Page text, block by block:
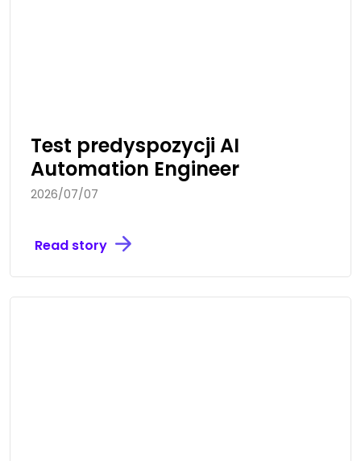
Test predyspozycji AI
Automation Engineer
2026/07/07
Read story